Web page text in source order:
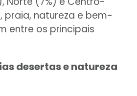
praia, natureza e bem-
entre os principais
desertas e natureza